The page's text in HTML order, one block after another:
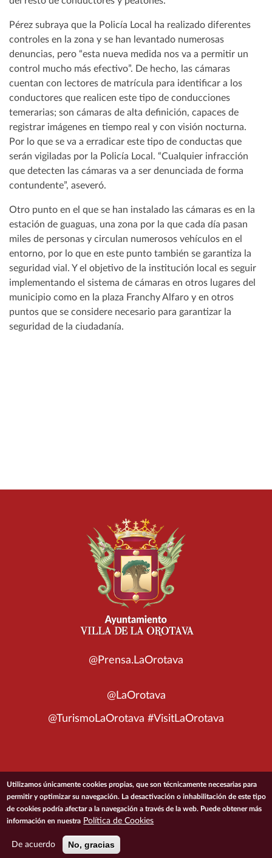
Pérez subraya que la Policía Local ha realizado diferentes
controles en la zona y se han levantado numerosas
denuncias, pero “esta nueva medida nos va a permitir un
control mucho más efectivo”. De hecho, las cámaras
cuentan con lectores de matrícula para identificar a los
conductores que realicen este tipo de conducciones
temerarias; son cámaras de alta definición, capaces de
registrar imágenes en tiempo real y con visión nocturna.
Por lo que se va a erradicar este tipo de conductas que
serán vigiladas por la Policía Local. “Cualquier infracción
que detecten las cámaras va a ser denunciada de forma
contundente”, aseveró.
Otro punto en el que se han instalado las cámaras es en la
estación de guaguas, una zona por la que cada día pasan
miles de personas y circulan numerosos vehículos en el
entorno, por lo que en este punto también se garantiza la
seguridad vial. Y el objetivo de la institución local es seguir
implementando el sistema de cámaras en otros lugares del
municipio como en la plaza Franchy Alfaro y en otros
puntos que se considere necesario para garantizar la
seguridad de la ciudadanía.
@Prensa.LaOrotava
@LaOrotava
@TurismoLaOrotava #VisitLaOrotava
© 2026 Ayuntamiento de la Villa de La Orotava
ACCESIBILIDADCONDICIONES DE USOPOLÍTICA DE PRIVACIDAD
Utilizamos únicamente cookies propias, que son técnicamente necesarias para
permitir y optimizar su navegación. La desactivación o inhabilitación de este tipo
de cookies podría afectar a la navegación a través de la web. Puede obtener más
información en nuestra Política de Cookies
De acuerdo No, gracias